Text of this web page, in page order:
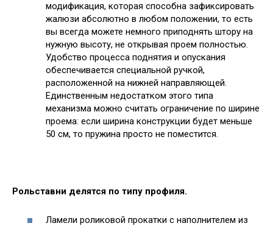
модификация, которая способна зафиксировать
жалюзи абсолютно в любом положении, то есть
вы всегда можете немного приподнять штору на
нужную высоту, не открывая проем полностью.
Удобство процесса поднятия и опускания
обеспечивается специальной ручкой,
расположенной на нижней направляющей.
Единственным недостатком этого типа
механизма можно считать ограничение по ширине
проема: если ширина конструкции будет меньше
50 см, то пружина просто не поместится.
Рольставни делятся по типу профиля.
Ламели роликовой прокатки с наполнителем из